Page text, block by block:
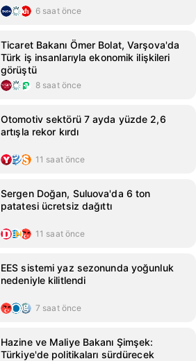
6 saat önce
Ticaret Bakanı Ömer Bolat, Varşova'da
Türk iş insanlarıyla ekonomik ilişkileri
görüştü
8 saat önce
Otomotiv sektörü 7 ayda yüzde 2,6
artışla rekor kırdı
11 saat önce
Sergen Doğan, Suluova'da 6 ton
patatesi ücretsiz dağıttı
11 saat önce
EES sistemi yaz sezonunda yoğunluk
nedeniyle kilitlendi
7 saat önce
Hazine ve Maliye Bakanı Şimşek:
Türkiye'de politikaları sürdürecek